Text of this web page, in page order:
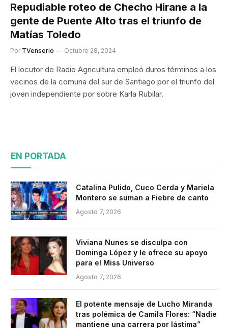
Repudiable roteo de Checho Hirane a la
gente de Puente Alto tras el triunfo de
Matías Toledo
Por TVenserio Octubre 28, 2024
El locutor de Radio Agricultura empleó duros términos a los
vecinos de la comuna del sur de Santiago por el triunfo del
joven independiente por sobre Karla Rubilar.
EN PORTADA
Catalina Pulido, Cuco Cerda y Mariela
Montero se suman a Fiebre de canto
Agosto 7, 2026
Viviana Nunes se disculpa con
Dominga López y le ofrece su apoyo
para el Miss Universo
Agosto 7, 2026
El potente mensaje de Lucho Miranda
tras polémica de Camila Flores: “Nadie
mantiene una carrera por lástima”